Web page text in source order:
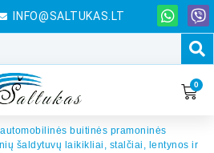
INFO@SALTUKAS.LT
0
buitinės pramoninės
šaldytuvų laikikliai, stalčiai, lentynos ir